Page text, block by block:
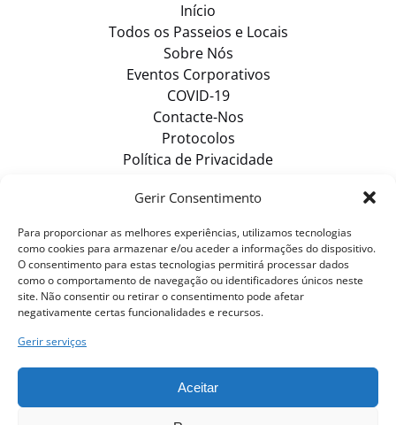
Gerir Consentimento
Para proporcionar as melhores experiências, utilizamos tecnologias
como cookies para armazenar e/ou aceder a informações do dispositivo.
O consentimento para estas tecnologias permitirá processar dados
como o comportamento de navegação ou identificadores únicos neste
site. Não consentir ou retirar o consentimento pode afetar
negativamente certas funcionalidades e recursos.
Gerir serviços
Aceitar
Início
Todos os Passeios e Locais
Sobre Nós
Eventos Corporativos
COVID-19
Contacte-Nos
Protocolos
Política de Privacidade
PROCURAR ITENS
VER TODOS OS TOURS